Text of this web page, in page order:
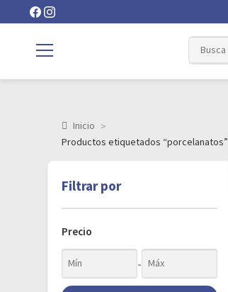
Inicio
Productos etiquetados “porcelanatos”
Filtrar por
Precio
-